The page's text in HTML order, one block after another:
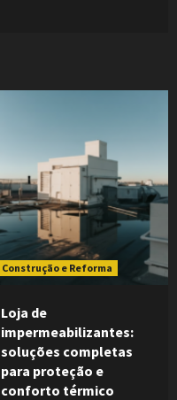
Construção e Reforma
Loja de
impermeabilizantes:
soluções completas
para proteção e
conforto térmico